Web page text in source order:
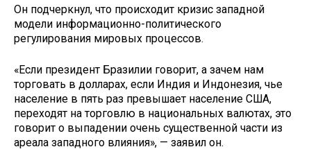
Он подчеркнул, что происходит кризис западной
модели информационно-политического
регулирования мировых процессов.
«Если президент Бразилии говорит, а зачем нам
торговать в долларах, если Индия и Индонезия, чье
население в пять раз превышает население США,
переходят на торговлю в национальных валютах, это
говорит о выпадении очень существенной части из
ареала западного влияния», — заявил он.